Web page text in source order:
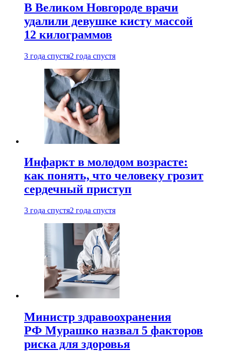
В Великом Новгороде врачи
удалили девушке кисту массой
12 килограммов
3 года спустя2 года спустя
Инфаркт в молодом возрасте:
как понять, что человеку грозит
сердечный приступ
3 года спустя2 года спустя
Министр здравоохранения
РФ Мурашко назвал 5 факторов
риска для здоровья